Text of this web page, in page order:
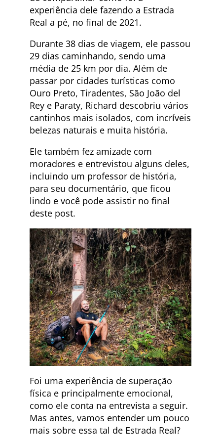
experiência dele fazendo a Estrada
Real a pé, no final de 2021.
Durante 38 dias de viagem, ele passou
29 dias caminhando, sendo uma
média de 25 km por dia. Além de
passar por cidades turísticas como
Ouro Preto, Tiradentes, São João del
Rey e Paraty, Richard descobriu vários
cantinhos mais isolados, com incríveis
belezas naturais e muita história.
Ele também fez amizade com
moradores e entrevistou alguns deles,
incluindo um professor de história,
para seu documentário, que ficou
lindo e você pode assistir no final
deste post.
Foi uma experiência de superação
física e principalmente emocional,
como ele conta na entrevista a seguir.
Mas antes, vamos entender um pouco
mais sobre essa tal de Estrada Real?